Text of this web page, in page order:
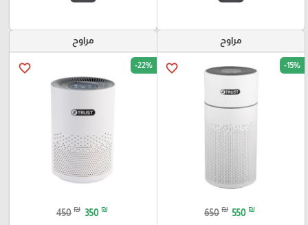
مراوح
favorite_border -15%
650 ₪ 550 ₪
مراوح
favorite_border -22%
450 ₪ 350 ₪